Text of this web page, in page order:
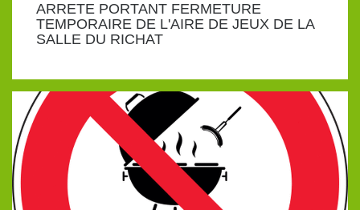
ARRETE PORTANT FERMETURE
TEMPORAIRE DE L'AIRE DE JEUX DE LA
SALLE DU RICHAT